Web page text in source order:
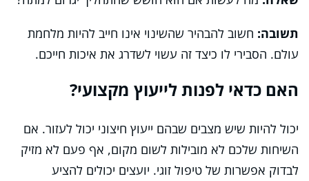
תשובה: חשוב להבהיר שהשינוי אינו חייב להיות מלחמת
עולם. הסבירי לו כיצד זה עשוי לשדרג את איכות חייכם.
האם כדאי לפנות לייעוץ מקצועי?
יכול להיות שיש מצבים שבהם ייעוץ חיצוני יכול לעזור. אם
השיחות שלכם לא מובילות לשום מקום, אף פעם לא מזיק
לבדוק אפשרות של טיפול זוגי. יועצים יכולים להציע